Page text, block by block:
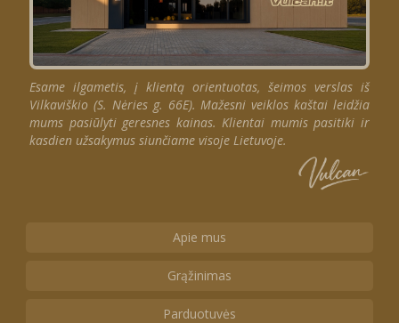
Esame ilgametis, į klientą orientuotas, šeimos verslas iš
Vilkaviškio (S. Nėries g. 66E). Mažesni veiklos kaštai leidžia
mums pasiūlyti geresnes kainas. Klientai mumis pasitiki ir
kasdien užsakymus siunčiame visoje Lietuvoje.
Apie mus
Grąžinimas
Parduotuvės